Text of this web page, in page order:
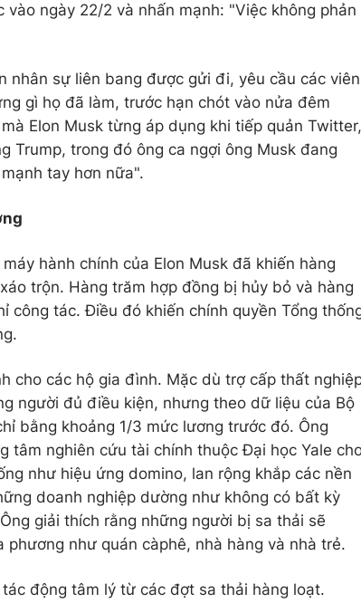
ngày 22/2 và nhấn mạnh: "Việc không phản
nhân sự liên bang được gửi đi, yêu cầu các viên
gì họ đã làm, trước hạn chót vào nửa đêm
Elon Musk từng áp dụng khi tiếp quản Twitter,
Trump, trong đó ông ca ngợi ông Musk đang
tay hơn nữa".
hành chính của Elon Musk đã khiến hàng
trộn. Hàng trăm hợp đồng bị hủy bỏ và hàng
công tác. Điều đó khiến chính quyền Tổng
cho các hộ gia đình. Mặc dù trợ cấp thất
người đủ điều kiện, nhưng theo dữ liệu của Bộ
bằng khoảng 1/3 mức lương trước đó. Ông
tâm nghiên cứu tài chính thuộc Đại học Yale
như hiệu ứng domino, lan rộng khắp các nền
doanh nghiệp dường như không có bất kỳ
giải thích rằng những người bị sa thải sẽ
như quán càphê, nhà hàng và nhà trẻ.
động tâm lý từ các đợt sa thải hàng loạt.